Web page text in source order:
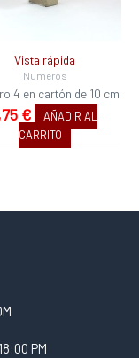
Vista rápida
Numeros
4 en cartón de 10 cm
€
AÑADIR AL
CARRITO
PM